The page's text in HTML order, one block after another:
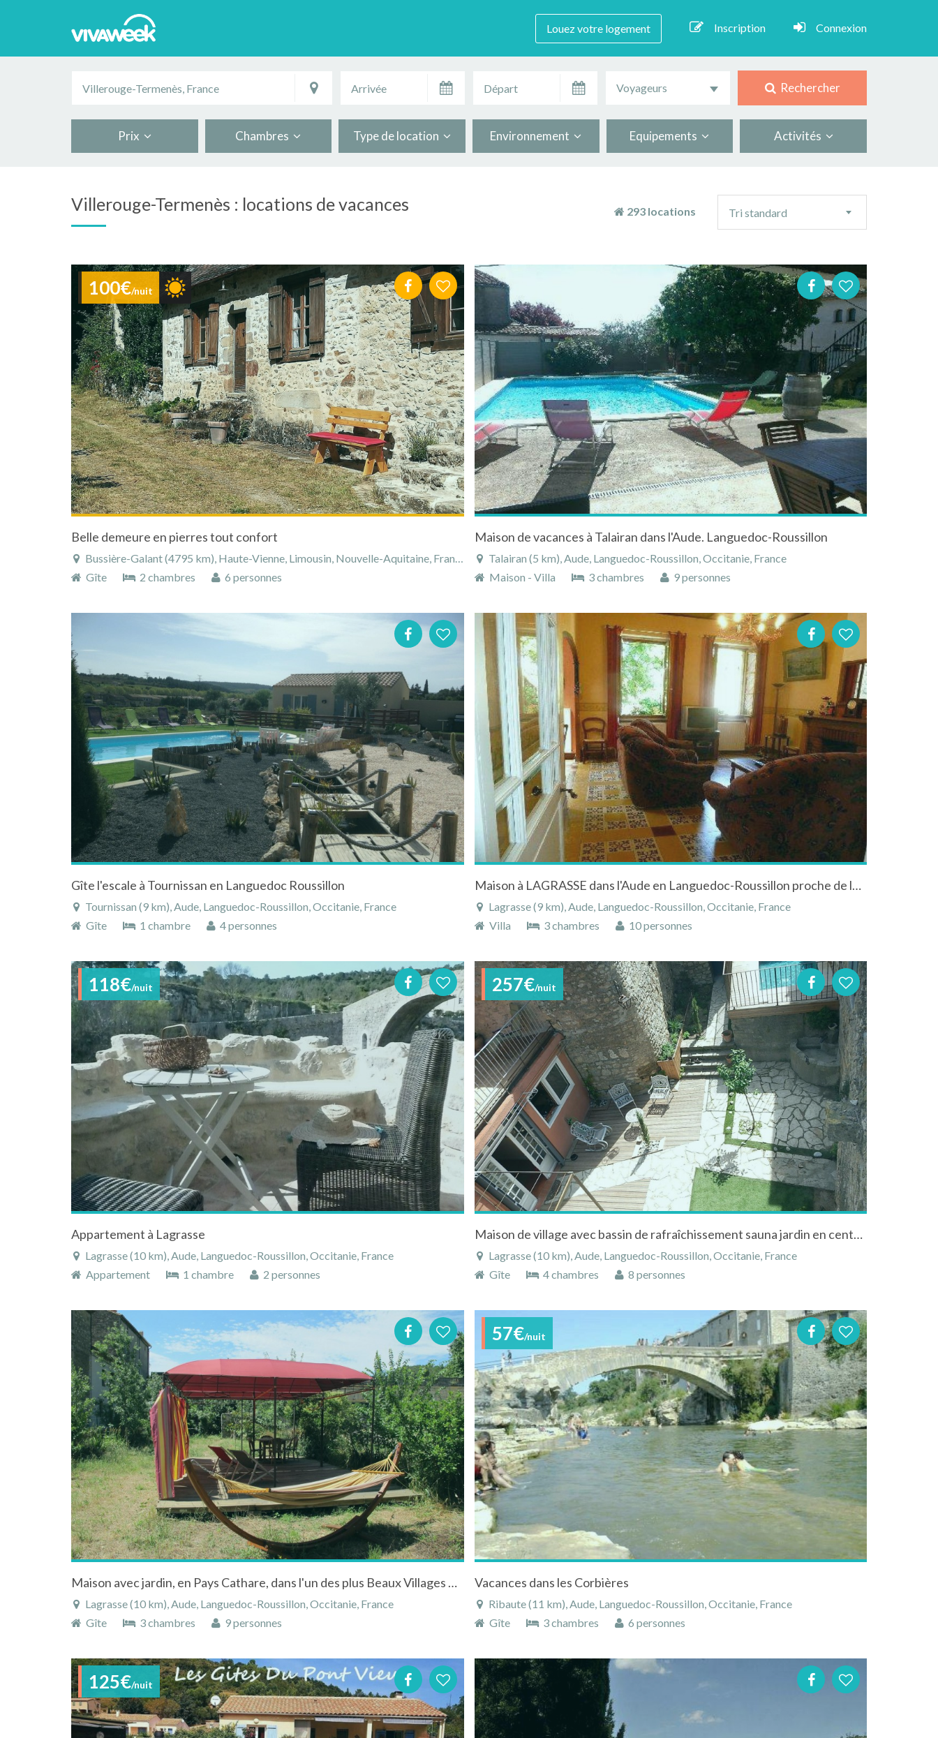
Louez votre logement Inscription Connexion
Voyageurs Rechercher
Prix Chambres Type de location Environnement Equipements Activités
Villerouge-Termenès : locations de vacances 293 locations
tri
Tri standard
100€/nuit
Belle demeure en pierres tout confort
Bussière-Galant (4795 km), Haute-Vienne, Limousin, Nouvelle-Aquitaine, France
Gîte
2 chambres 6 personnes
Maison de vacances à Talairan dans l'Aude. Languedoc-Roussillon
Talairan (5 km), Aude, Languedoc-Roussillon, Occitanie, France
Maison - Villa
3 chambres 9 personnes
Gîte l'escale à Tournissan en Languedoc Roussillon
Tournissan (9 km), Aude, Languedoc-Roussillon, Occitanie, France
Gîte
1 chambre 4 personnes
Maison à LAGRASSE dans l'Aude en Languedoc-Roussillon proche de la cité de CARCASSONNE
Lagrasse (9 km), Aude, Languedoc-Roussillon, Occitanie, France
Villa
3 chambres 10 personnes
118€/nuit
Appartement à Lagrasse
Lagrasse (10 km), Aude, Languedoc-Roussillon, Occitanie, France
Appartement
1 chambre 2 personnes
257€/nuit
Maison de village avec bassin de rafraîchissement sauna jardin en centre ville
Lagrasse (10 km), Aude, Languedoc-Roussillon, Occitanie, France
Gîte
4 chambres 8 personnes
Maison avec jardin, en Pays Cathare, dans l'un des plus Beaux Villages de France
Lagrasse (10 km), Aude, Languedoc-Roussillon, Occitanie, France
Gîte
3 chambres 9 personnes
57€/nuit
Vacances dans les Corbières
Ribaute (11 km), Aude, Languedoc-Roussillon, Occitanie, France
Gîte
3 chambres 6 personnes
125€/nuit